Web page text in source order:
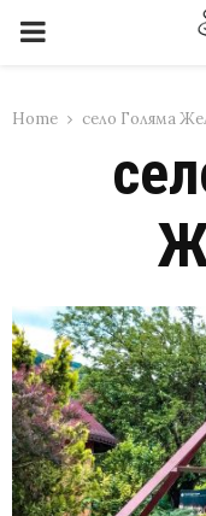
PRIMARY
Home село Голяма